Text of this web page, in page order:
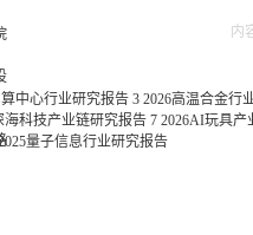
算中心行业研究报告 3 2026高温合金行
海科技产业链研究报告 7 2026AI玩具产
量子信息行业研究报告